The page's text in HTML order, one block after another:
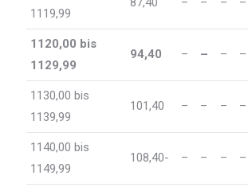
1119,99
1120,00 bis
1129,99
94,40 – – – –
1130,00 bis
1139,99
101,40 – – – –
1140,00 bis
1149,99
108,40- – – – –